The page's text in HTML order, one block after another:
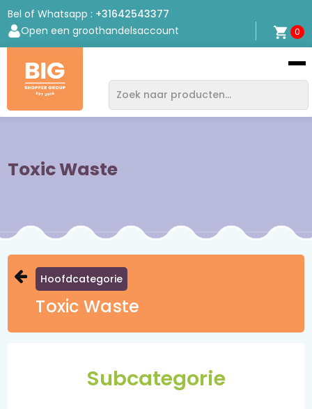
Bel of Whatsapp : +31642543377
Open een groothandelsaccount
0
Bigshopper
Group
Toxic Waste
Hoofdcategorie
Toxic Waste
Subcategorie